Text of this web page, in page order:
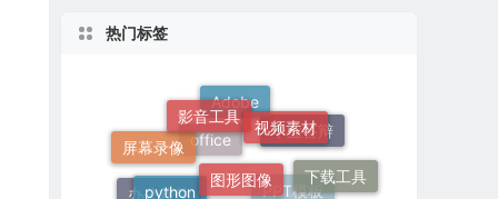
热门标签
office
Adobe
毕业答辩
屏幕录像
影音工具 视频素材
下载工具
python
图形图像
PPTX